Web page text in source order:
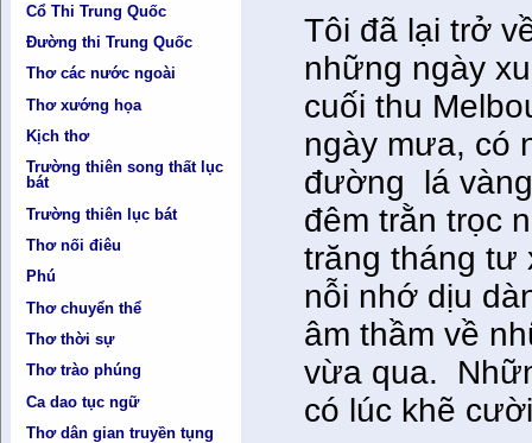
Cổ Thi Trung Quốc
Đường thi Trung Quốc
Thơ các nước ngoài
Thơ xướng họa
Kịch thơ
Trường thiên song thất lục
bát
Trường thiên lục bát
Thơ nối điêu
Phú
Thơ chuyển thể
Thơ thời sự
Thơ trào phúng
Ca dao tục ngữ
Thơ dân gian truyền tụng
Tôi đã lại trở
những ngày
cuối thu
ngày mưa, có
đường lá
đêm trằn trọc
trăng tháng tư
nỗi nhớ dịu
âm thầm về
vừa qua.
có lúc khẽ